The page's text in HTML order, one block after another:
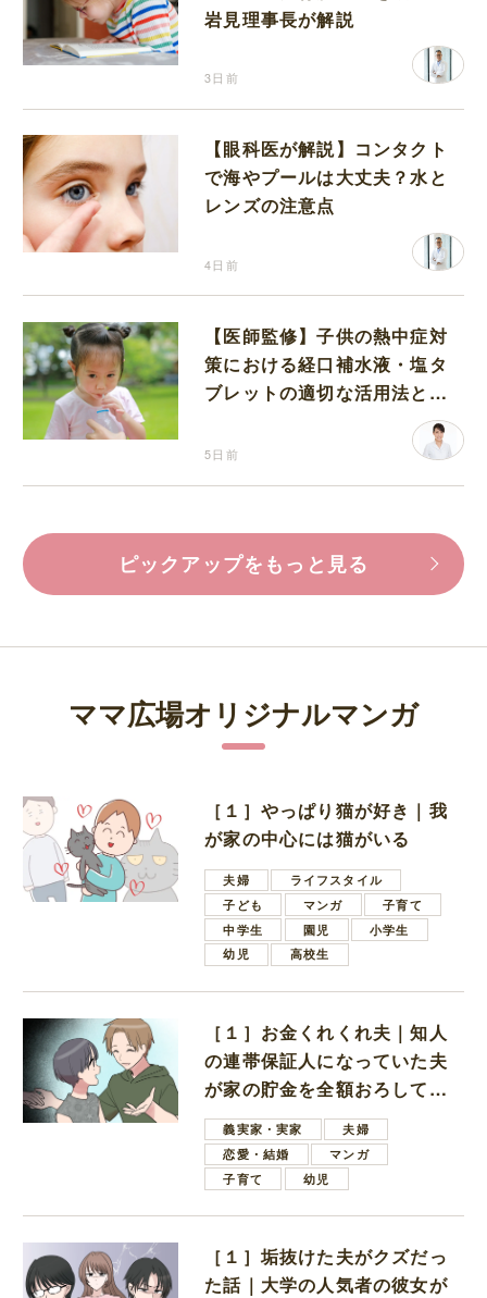
岩見理事長が解説
3日前
【眼科医が解説】コンタクト
で海やプールは大丈夫？水と
レンズの注意点
4日前
【医師監修】子供の熱中症対
策における経口補水液・塩タ
ブレットの適切な活用法と水
5日前
ピックアップをもっと見る
ママ広場オリジナルマンガ
［１］やっぱり猫が好き｜我
が家の中心には猫がいる
夫婦
ライフスタイル
子ども
マンガ
子育て
中学生
園児
小学生
幼児
高校生
［１］お金くれくれ夫｜知人
の連帯保証人になっていた夫
が家の貯金を全額おろしてほ
しいと言ってきた
義実家・実家
夫婦
恋愛・結婚
マンガ
子育て
幼児
［１］垢抜けた夫がクズだっ
た話｜大学の人気者の彼女が